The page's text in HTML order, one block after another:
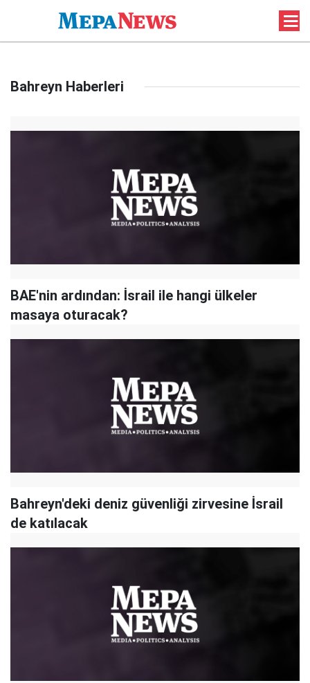
Bahreyn Haberleri
BAE'nin ardından: İsrail ile hangi ülkeler
masaya oturacak?
Bahreyn'deki deniz güvenliği zirvesine İsrail
de katılacak